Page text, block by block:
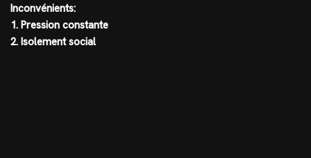
Inconvénients:
1. Pression constante
2. Isolement social